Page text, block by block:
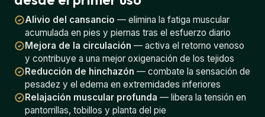
Alivio del cansancio — elimina la fatiga muscular
acumulada en pies y piernas tras el esfuerzo diario
Mejora de la circulación — activa el retorno venoso
y contribuye a una mejor oxigenación de los tejidos
Reducción de hinchazón — combate la sensación de
pesadez y el edema en extremidades inferiores
Relajación muscular profunda — libera la tensión en
pantorrillas, tobillos y planta del pie